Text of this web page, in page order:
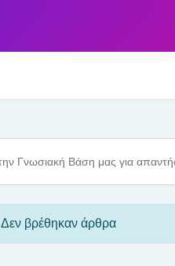
Δεν βρέθηκαν άρθρα